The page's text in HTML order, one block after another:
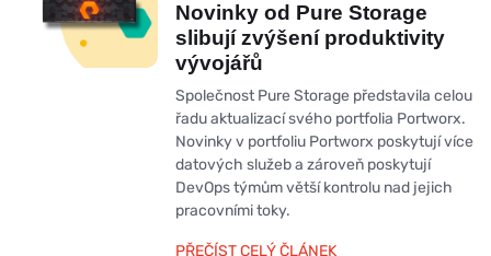
Novinky od Pure Storage
slibují zvýšení produktivity
vývojářů
Společnost Pure Storage představila celou
řadu aktualizací svého portfolia Portworx.
Novinky v portfoliu Portworx poskytují více
datových služeb a zároveň poskytují
DevOps týmům větší kontrolu nad jejich
pracovními toky.
PŘEČÍST CELÝ ČLÁNEK